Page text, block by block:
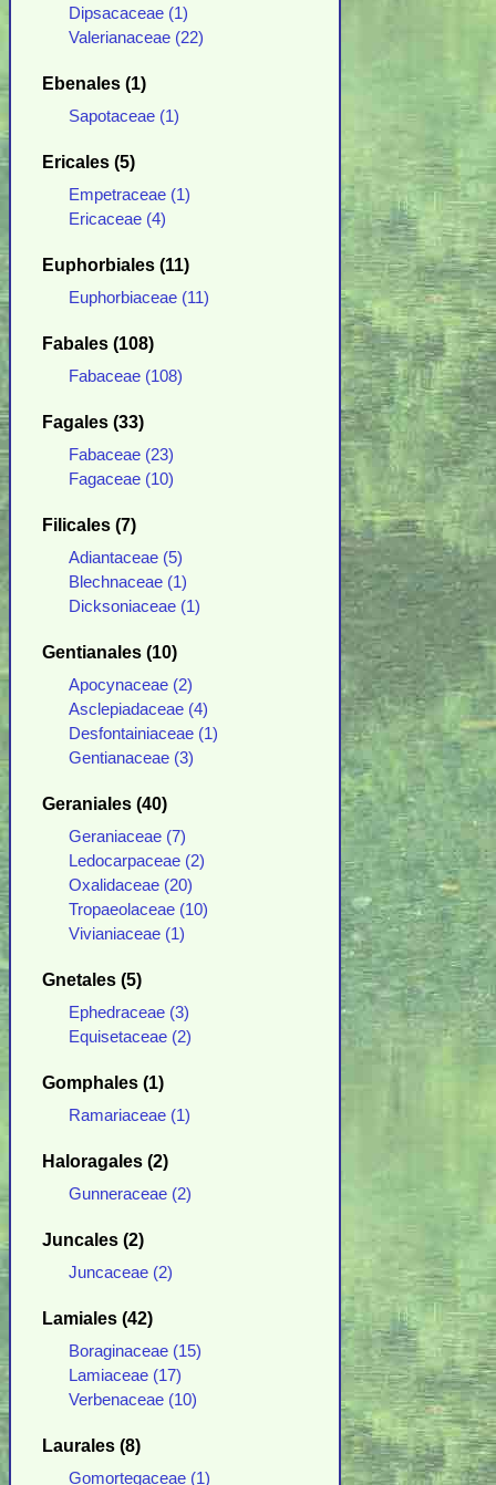
Dipsacaceae (1)
Valerianaceae (22)
Ebenales (1)
Sapotaceae (1)
Ericales (5)
Empetraceae (1)
Ericaceae (4)
Euphorbiales (11)
Euphorbiaceae (11)
Fabales (108)
Fabaceae (108)
Fagales (33)
Fabaceae (23)
Fagaceae (10)
Filicales (7)
Adiantaceae (5)
Blechnaceae (1)
Dicksoniaceae (1)
Gentianales (10)
Apocynaceae (2)
Asclepiadaceae (4)
Desfontainiaceae (1)
Gentianaceae (3)
Geraniales (40)
Geraniaceae (7)
Ledocarpaceae (2)
Oxalidaceae (20)
Tropaeolaceae (10)
Vivianiaceae (1)
Gnetales (5)
Ephedraceae (3)
Equisetaceae (2)
Gomphales (1)
Ramariaceae (1)
Haloragales (2)
Gunneraceae (2)
Juncales (2)
Juncaceae (2)
Lamiales (42)
Boraginaceae (15)
Lamiaceae (17)
Verbenaceae (10)
Laurales (8)
Gomortegaceae (1)